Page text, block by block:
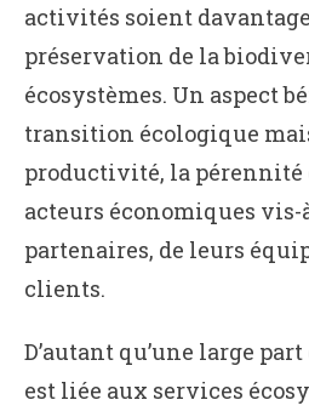
activités soient
préservation de la
écosystèmes. Un aspect
transition écologique
productivité, la pérennité
acteurs économiques vis-
partenaires, de leurs
clients.
D’autant qu’une large
est liée aux services